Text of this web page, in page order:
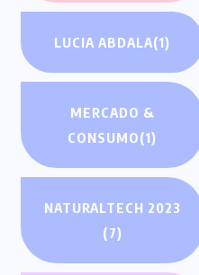
LUCIA ABDALA(1)
MERCADO &
CONSUMO(1)
NATURALTECH 2023
(7)